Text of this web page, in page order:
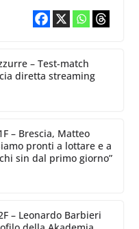
– Test-match
diretta streaming
– Brescia, Matteo
pronti a lottare e a
sin dal primo giorno”
– Leonardo Barbieri